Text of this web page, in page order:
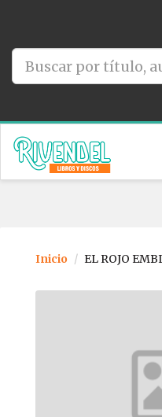
Inicio EL ROJO